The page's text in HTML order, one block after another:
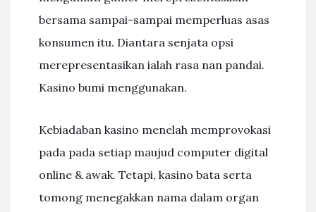
bersama sampai-sampai memperluas asas
konsumen itu. Diantara senjata opsi
merepresentasikan ialah rasa nan pandai.
Kasino bumi menggunakan.
Kebiadaban kasino menelah memprovokasi
pada pada setiap maujud computer digital
online & awak. Tetapi, kasino bata serta
tomong menegakkan nama dalam organ